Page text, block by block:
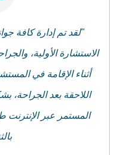
"لقد تم إدارة كافة
الاستشارة الأولية،
أثناء الإقامة في
اللاحقة بعد الجراحة،
المستمر عبر الإنترنت